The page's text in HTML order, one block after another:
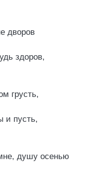
дворов
здоров,
грусть,
и пусть,
душу осенью